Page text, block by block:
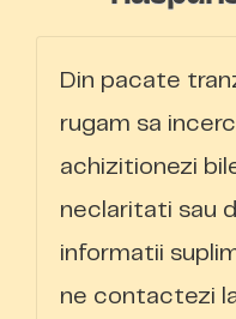
Din pacate
rugam sa
achizitionezi
neclaritati sau
informatii
ne contactezi